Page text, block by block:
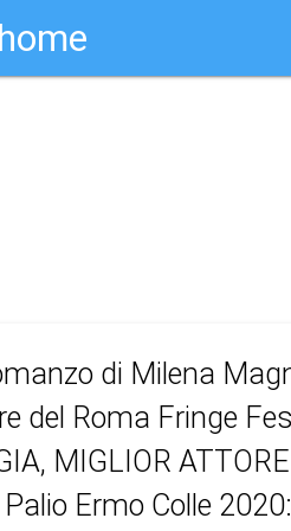
di Milena
del Roma Fringe
MIGLIOR
Ermo Colle